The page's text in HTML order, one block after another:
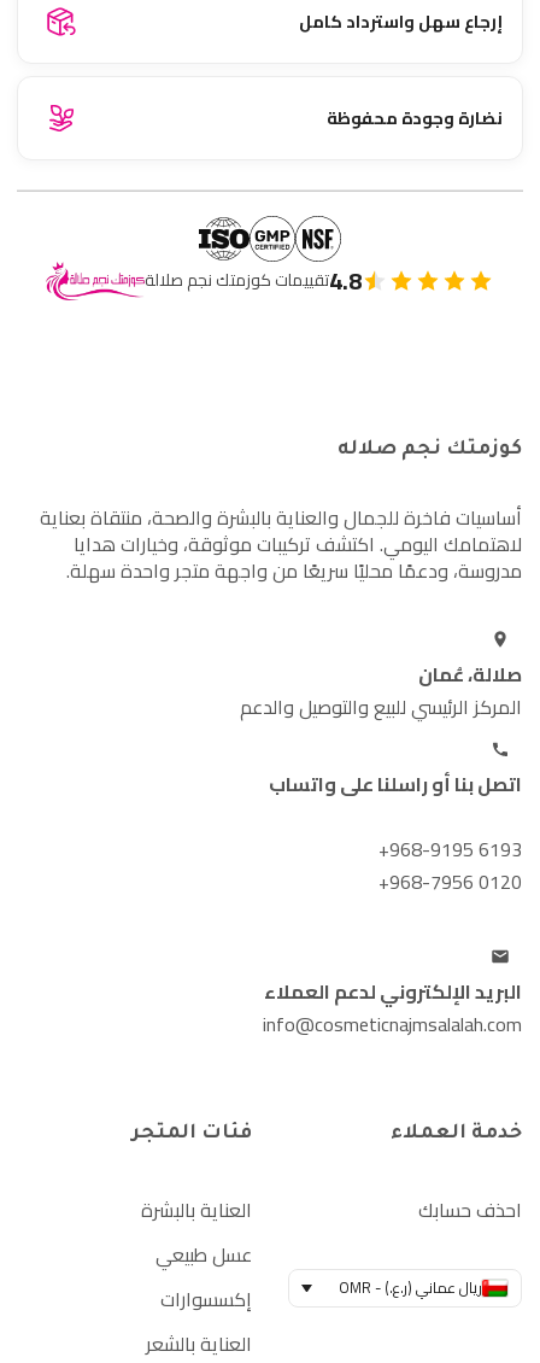
إرجاع سهل واسترداد كامل
نضارة وجودة محفوظة
4.8تقييمات كوزمتك نجم صلالة
كوزمتك نجم صلاله
أساسيات فاخرة للجمال والعناية بالبشرة والصحة، منتقاة بعناية
لاهتمامك اليومي. اكتشف تركيبات موثوقة، وخيارات هدايا
مدروسة، ودعمًا محليًا سريعًا من واجهة متجر واحدة سهلة.
صلالة، عُمان
المركز الرئيسي للبيع والتوصيل والدعم
اتصل بنا أو راسلنا على واتساب
+968-9195 6193
+968-7956 0120
البريد الإلكتروني لدعم العملاء
info@cosmeticnajmsalalah.com
خدمة العملاء
احذف حسابك
ريال عماني (ر.ع.) - OMR
فئات المتجر
العناية بالبشرة
عسل طبيعي
إكسسوارات
العناية بالشعر